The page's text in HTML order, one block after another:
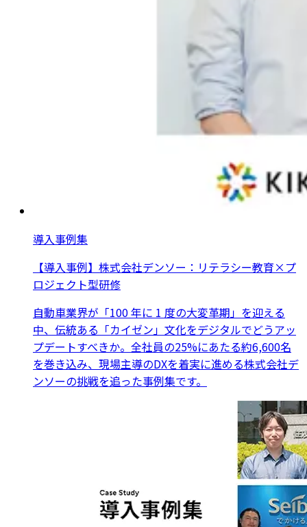
導入事例集
【導入事例】株式会社デンソー：リテラシー教育×プ
ロジェクト型研修
自動車業界が「100 年に 1 度の大変革期」を迎える
中、伝統ある「カイゼン」文化をデジタルでどうアッ
プデートすべきか。全社員の25%にあたる約6,600名
を巻き込み、現場主導のDXを着実に進める株式会社デ
ンソーの挑戦を追った事例集です。